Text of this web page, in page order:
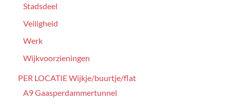
Stadsdeel
Veiligheid
Werk
Wijkvoorzieningen
PER LOCATIE Wijkje/buurtje/flat
A9 Gaasperdammertunnel